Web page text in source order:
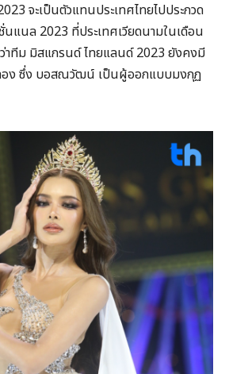
จะเป็นตัวแทนประเทศไทยไปประกวด
แนล 2023 ที่ประเทศเวียดนามในเดือน
ทีม มิสแกรนด์ ไทยแลนด์ 2023 ยังคงมี
ง ซึ่ง บอสณวัฒน์ เป็นผู้ออกแบบมงกุฏ